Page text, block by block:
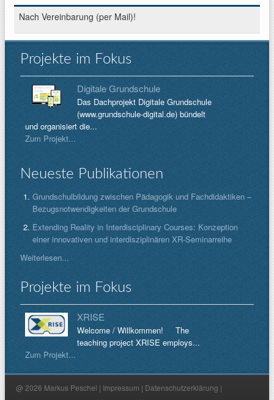
Nach Vereinbarung (per Mail)!
Projekte im Fokus
Digitale Grundschule
Das Dachprojekt Digitale Grundschule
(www.grundschule-digital.de) bündelt
und organisiert die...
Zum Projekt...
Neueste Publikationen
Grundschulbildung zwischen Pädagogik und Fachdidaktiken –
Bezugsnotwendigkeiten der Grundschule
Extending Reality in Interdisciplinary Courses: Konzeption
einer innovativen und interdisziplinären XR-Seminarreihe
Weiterlesen...
Projekte im Fokus
XRISE
Welcome / Willkommen! The
teaching project XRISE employs...
Zum Projekt...
@ 2026 Markus Peschel | Impressum | Datenschutzerklärung |